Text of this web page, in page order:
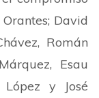
David
Román
Esau
y José